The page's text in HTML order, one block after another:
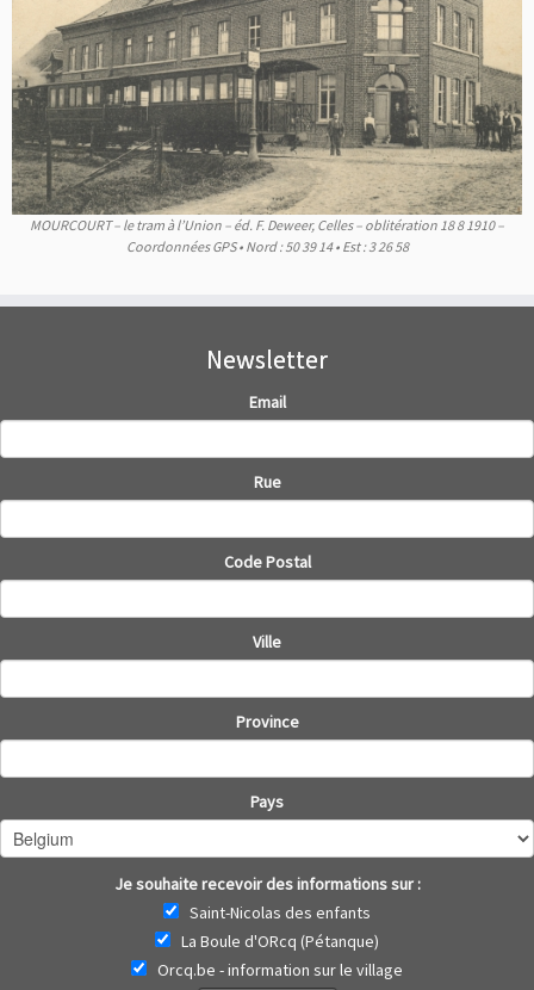
MOURCOURT – le tram à l’Union – éd. F. Deweer, Celles – oblitération 18 8 1910 –
Coordonnées GPS • Nord : 50 39 14 • Est : 3 26 58
Newsletter
Email
Rue
Code Postal
Ville
Province
Pays
Je souhaite recevoir des informations sur :
Saint-Nicolas des enfants
La Boule d'ORcq (Pétanque)
Orcq.be - information sur le village